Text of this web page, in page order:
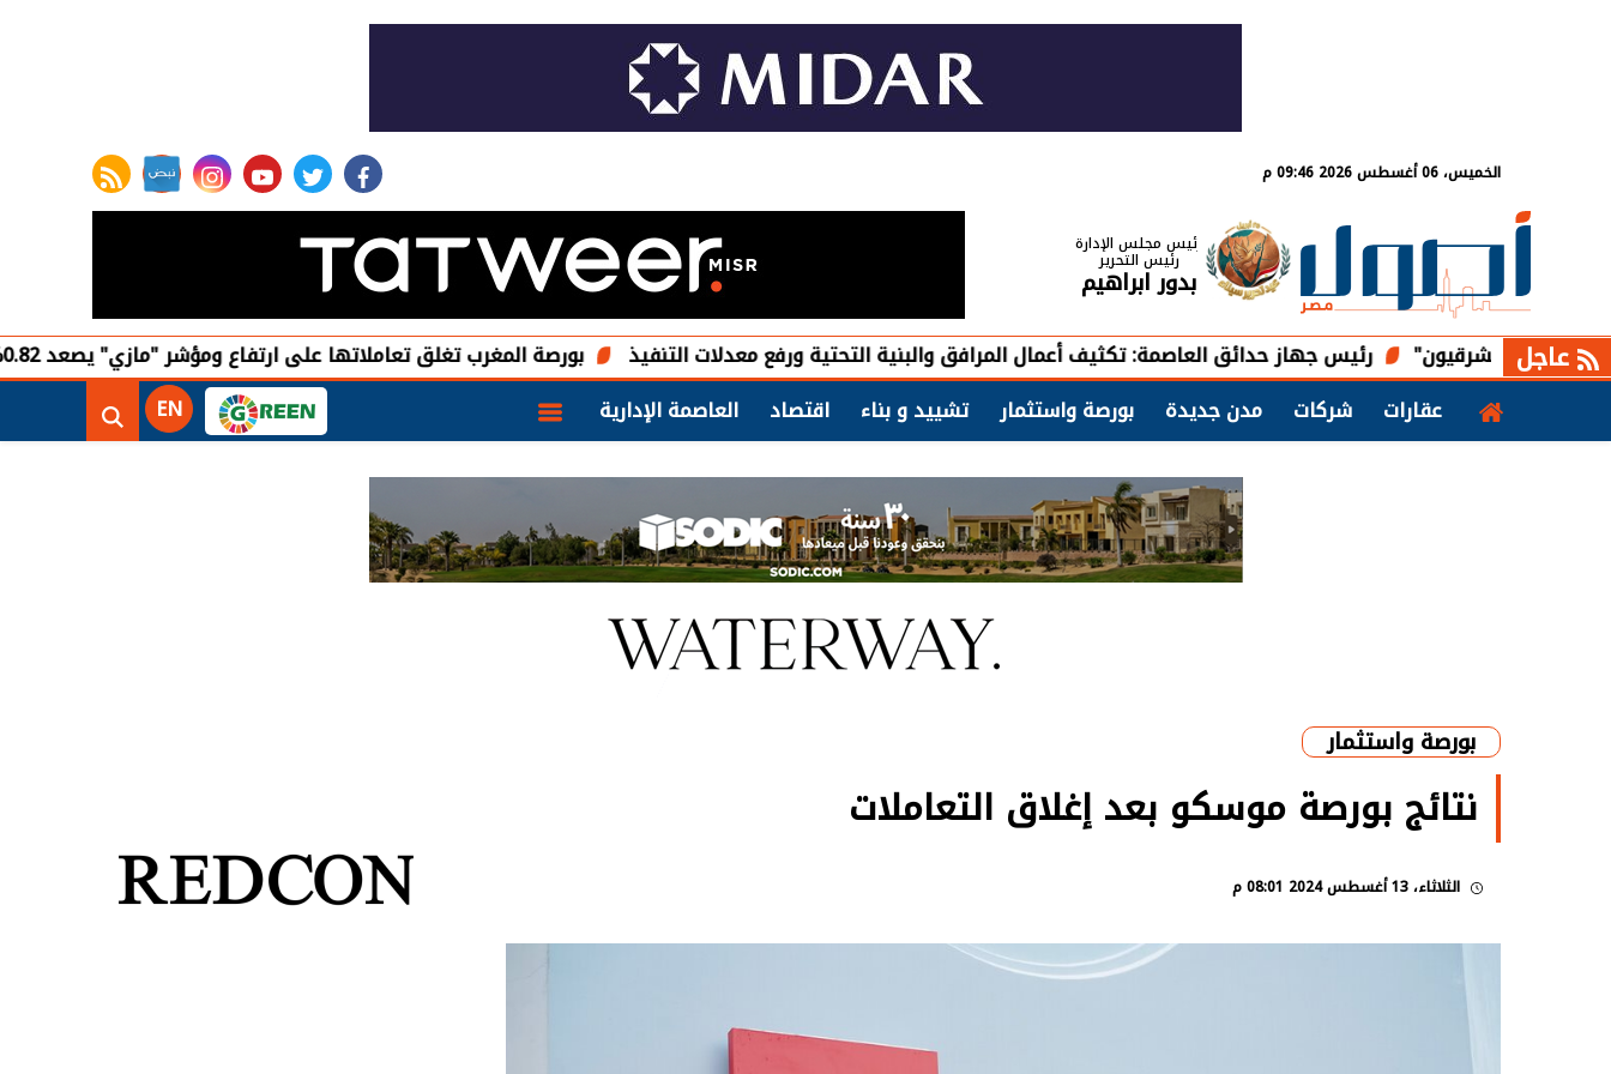
الخميس، 06 أغسطس 2026 09:46 م facebook
twitter
youtube
instagram
rss feed
رئيس مجلس الإدارة
رئيس التحرير
بدور ابراهيم
عاجل بورصة المغرب تغلق تعاملاتها على ارتفاع ومؤشر "مازي" يصعد 0.82%
رئيس جهاز حدائق العاصمة: تكثيف أعمال المرافق والبنية التحتية ورفع معدلات التنفيذ
عقارات
شركات مدن جديدة بورصة واستثمار تشييد و بناء اقتصاد العاصمة الإدارية EN
بورصة واستثمار
نتائج بورصة موسكو بعد إغلاق التعاملات
الثلاثاء، 13 أغسطس 2024 08:01 م